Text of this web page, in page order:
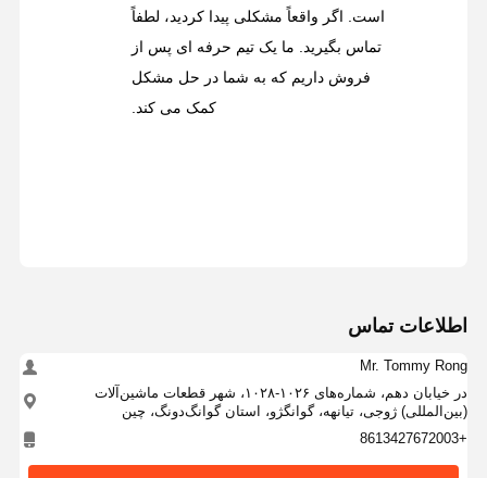
است. اگر واقعاً مشکلی پیدا کردید، لطفاً
تماس بگیرید. ما یک تیم حرفه ای پس از
فروش داریم که به شما در حل مشکل
کمک می کند.
اطلاعات تماس
Mr. Tommy Rong
در خیابان دهم، شماره‌های ۱۰۲۶-۱۰۲۸، شهر قطعات ماشین‌آلات
(بین‌المللی) ژوجی، تیانهه، گوانگژو، استان گوانگ‌دونگ، چین
+8613427672003